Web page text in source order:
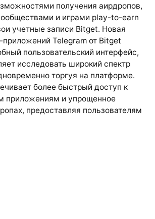
получения аирдропов,
и играми play-to-earn
учетные записи Bitget. Новая
Telegram от Bitget
пользовательский интерфейс,
исследовать широкий спектр
торгуя на платформе.
более быстрый доступ к
приложениям и упрощенное
предоставляя пользователям